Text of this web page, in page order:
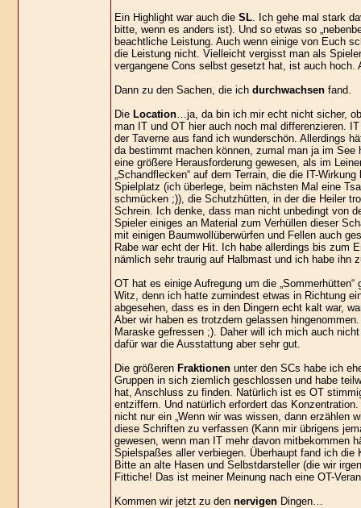
Ein Highlight war auch die SL. Ich gehe mal stark
bitte, wenn es anders ist). Und so etwas so
beachtliche Leistung. Auch wenn einige von Euch
die Leistung nicht. Vielleicht vergisst man als
vergangene Cons selbst gesetzt hat, ist auch
Dann zu den Sachen, die ich durchwachsenfand.
Die Location…ja, da bin ich mir echt nicht sicher,
man IT und OT hier auch noch mal differenzieren.
der Taverne aus fand ich wunderschön. Allerdings
da bestimmt machen können, zumal man ja im
eine größere Herausforderung gewesen, als im
„Schandflecken“ auf dem Terrain, die die IT-
Spielplatz (ich überlege, beim nächsten Mal eine
schmücken ;)), die Schutzhütten, in der die Heiler
Schrein. Ich denke, dass man nicht unbedingt von
Spieler einiges an Material zum Verhüllen dieser
mit einigen Baumwollüberwürfen und Fellen auch
Rabe war echt der Hit. Ich habe allerdings bis zum
nämlich sehr traurig auf Halbmast und ich habe ihn
OT hat es einige Aufregung um die
Witz, denn ich hatte zumindest etwas in Richtung
abgesehen, dass es in den Dingern echt kalt war,
Aber wir haben es trotzdem gelassen
Maraske gefressen ;). Daher will ich mich auch
dafür war die Ausstattung aber sehr gut.
Die größeren Fraktionenunter den SCs habe ich
Gruppen in sich ziemlich geschlossen und habe
hat, Anschluss zu finden. Natürlich ist es OT
entziffern. Und natürlich erfordert das
nicht nur ein „Wenn wir was wissen, dann erzählen
diese Schriften zu verfassen (Kann mir übrigens
gewesen, wenn man IT mehr davon mitbekommen
Spielspaßes aller verbiegen. Überhaupt fand ich
Bitte an alte Hasen und Selbstdarsteller (die wir
Fittiche! Das ist meiner Meinung nach eine OT-
Kommen wir jetzt zu den nervigenDingen…